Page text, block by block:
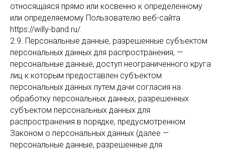
относящаяся прямо или косвенно к определенному
или определяемому Пользователю веб-сайта
https://willy-band.ru/.
2.9. Персональные данные, разрешенные субъектом
персональных данных для распространения, —
персональные данные, доступ неограниченного круга
лиц к которым предоставлен субъектом
персональных данных путем дачи согласия на
обработку персональных данных, разрешенных
субъектом персональных данных для
распространения в порядке, предусмотренном
Законом о персональных данных (далее —
персональные данные, разрешенные для